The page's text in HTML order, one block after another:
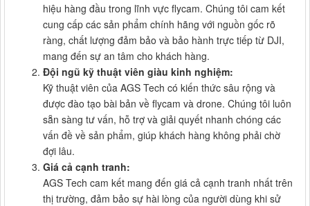
hiệu hàng đầu trong lĩnh vực flycam. Chúng tôi cam kết
cung cấp các sản phẩm chính hãng với nguồn gốc rõ
ràng, chất lượng đảm bảo và bảo hành trực tiếp từ DJI,
mang đến sự an tâm cho khách hàng.
Đội ngũ kỹ thuật viên giàu kinh nghiệm:
Kỹ thuật viên của AGS Tech có kiến thức sâu rộng và
được đào tạo bài bản về flycam và drone. Chúng tôi luôn
sẵn sàng tư vấn, hỗ trợ và giải quyết nhanh chóng các
vấn đề về sản phẩm, giúp khách hàng không phải chờ
đợi lâu.
Giá cả cạnh tranh:
AGS Tech cam kết mang đến giá cả cạnh tranh nhất trên
thị trường, đảm bảo sự hài lòng của người dùng khi sử